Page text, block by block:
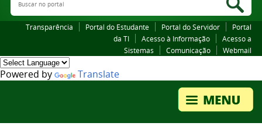
Transparência Portal do Estudante Portal do Servidor
Portal
da TI
Acesso à Informação
Acesso a
Sistemas
Comunicação Webmail
Powered by Translate